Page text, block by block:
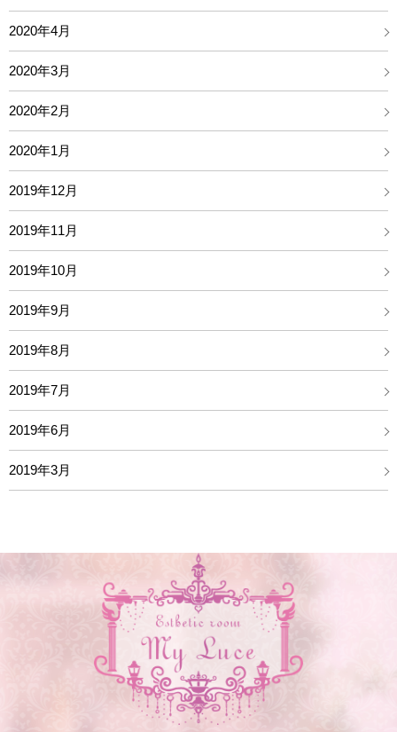
2020年4月
2020年3月
2020年2月
2020年1月
2019年12月
2019年11月
2019年10月
2019年9月
2019年8月
2019年7月
2019年6月
2019年3月